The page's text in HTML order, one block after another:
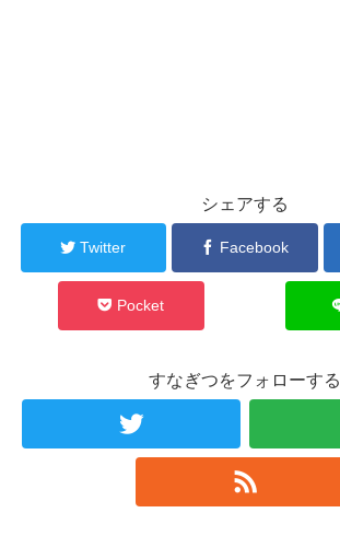
シェアする
Twitter Facebook
Pocket
すなぎつをフォローする